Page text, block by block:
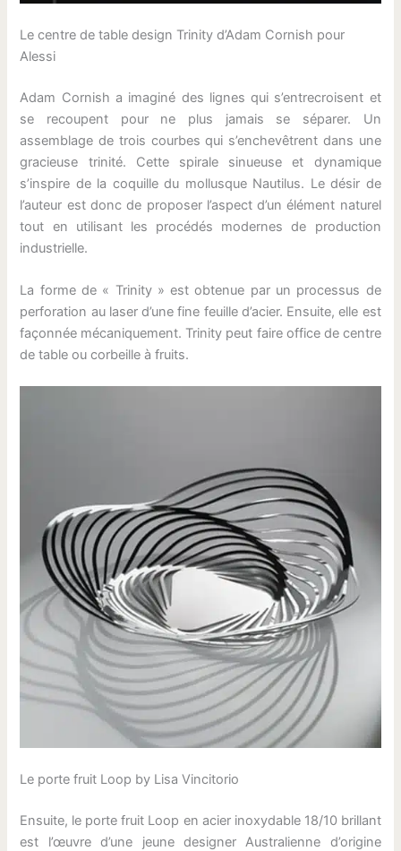
Le centre de table design Trinity d’Adam Cornish pour
Alessi
Adam Cornish a imaginé des lignes qui s’entrecroisent et
se recoupent pour ne plus jamais se séparer. Un
assemblage de trois courbes qui s’enchevêtrent dans une
gracieuse trinité. Cette spirale sinueuse et dynamique
s’inspire de la coquille du mollusque Nautilus. Le désir de
l’auteur est donc de proposer l’aspect d’un élément naturel
tout en utilisant les procédés modernes de production
industrielle.
La forme de « Trinity » est obtenue par un processus de
perforation au laser d’une fine feuille d’acier. Ensuite, elle est
façonnée mécaniquement. Trinity peut faire office de centre
de table ou corbeille à fruits.
Le porte fruit Loop by Lisa Vincitorio
Ensuite, le porte fruit Loop en acier inoxydable 18/10 brillant
est l’œuvre d’une jeune designer Australienne d’origine